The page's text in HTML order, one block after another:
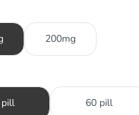
200mg
60 pill